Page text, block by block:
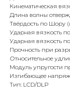
Кинематическая
Длина волны
Твёрдость по Шору
Ударная вязкость
Ударная вязкость
Прочность при
Относительное
Модуль упругости
Изгибающее
Тип: LCD/DLP